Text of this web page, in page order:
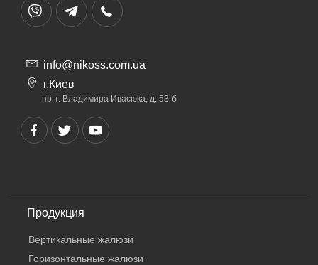
info@nikoss.com.ua
г.Киев
пр-т. Владимира Ивасюка, д. 53-б
Продукция
Вертикальные жалюзи
Горизонтальные жалюзи